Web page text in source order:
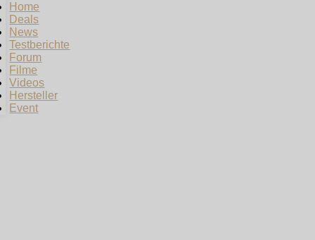
Home
Deals
News
Testberichte
Forum
Filme
Videos
Hersteller
Event